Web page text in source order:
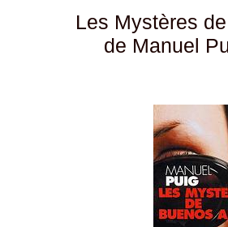
Les Mystères
de Manuel